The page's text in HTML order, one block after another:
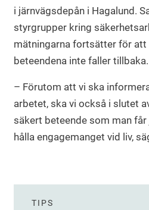
i järnvägsdepån i Hagalund.
styrgrupper kring
mätningarna fortsätter för att
beteendena inte faller tillbaka.
– Förutom att vi ska
arbetet, ska vi också i slutet
säkert beteende som man
hålla engagemanget vid liv,
TIPS